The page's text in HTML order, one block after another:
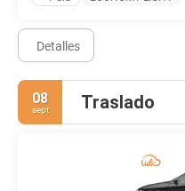
Detalles
08
sept Traslado